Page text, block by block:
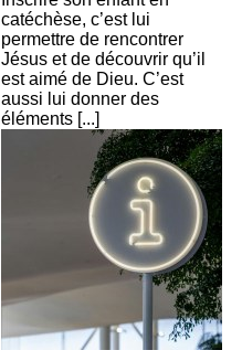
catéchèse, c’est lui
permettre de rencontrer
Jésus et de découvrir qu’il
est aimé de Dieu. C’est
aussi lui donner des
éléments [...]